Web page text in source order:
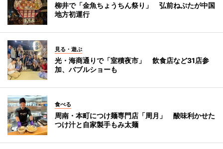
柳井で「金魚ちょうちん祭り」 弘前ねぷたが中国
地方初運行
見る・遊ぶ
光・海商通りで「室積夜市」 飲食店など31店参
加、バブルショーも
食べる
周南・本町につけ麺専門店「周月」 酸味利かせた
つけ汁と自家製手もみ太麺